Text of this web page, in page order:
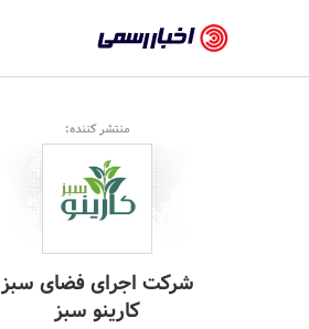
رسمی
-
اخبار
تایید
شده
شرکت‌ها،
سازمان‌ها
منتشر کننده:
شرکت اجرای فضای سبز
کارینو سبز